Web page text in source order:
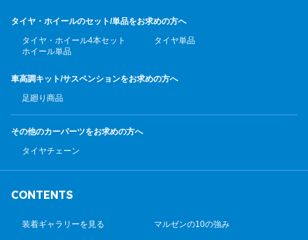
タイヤ・ホイールのセット/単品をお求めの方へ
タイヤ・ホイール4本セット
タイヤ単品
ホイール単品
車高調キット/サスペンションをお求めの方へ
足廻り商品
その他のカーパーツをお求めの方へ
タイヤチェーン
CONTENTS
装着ギャラリーを見る マルゼンの10の強み